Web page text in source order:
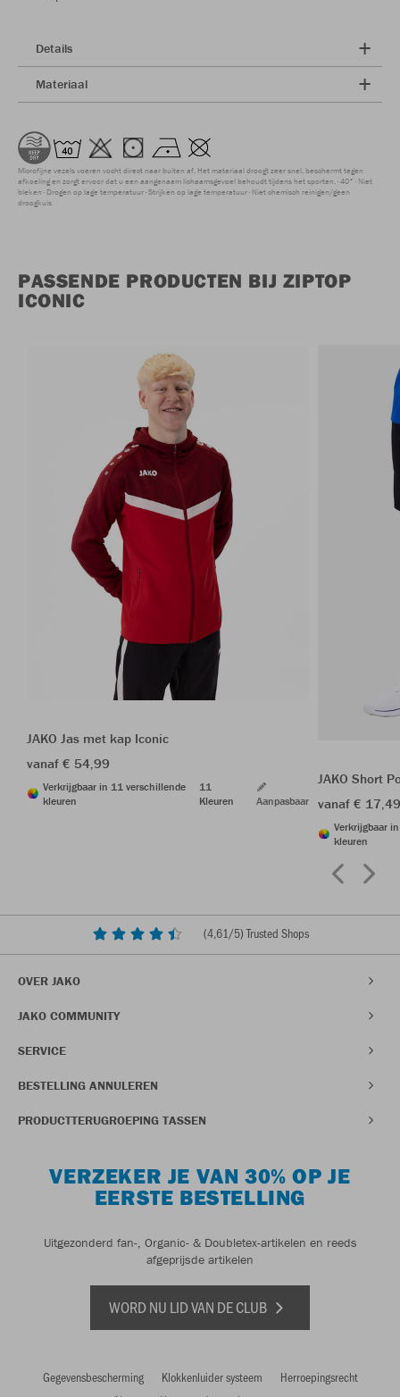
Details
Materiaal
Microfijne vezels voeren vocht direct naar buiten af. Het materiaal droogt zeer snel, beschermt tegen
afkoeling en zorgt ervoor dat u een aangenaam lichaamsgevoel behoudt tijdens het sporten. 40° Niet
bleken Drogen op lage temperatuur Strijken op lage temperatuur Niet chemisch reinigen/geen
droogkuis
PASSENDE PRODUCTEN BIJ ZIPTOP
ICONIC
JAKO Jas met kap Iconic
vanaf € 54,99
Verkrijgbaar in 11 verschillende
kleuren
11
Kleuren
Aanpasbaar
JAKO Short
vanaf €
Verkrijgbaar
kleuren
(4,61/5) Trusted Shops
OVER JAKO
JAKO COMMUNITY
SERVICE
BESTELLING ANNULEREN
PRODUCTTERUGROEPING TASSEN
VERZEKER JE VAN 30% OP JE
EERSTE BESTELLING
Uitgezonderd fan-, Organic- & Doubletex-artikelen en reeds
afgeprijsde artikelen
WORD NU LID VAN DE CLUB
Gegevensbescherming Klokkenluider systeem
Herroepingsrecht